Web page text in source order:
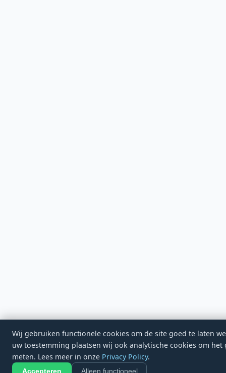
Wij gebruiken functionele cookies om de site goed te laten
uw toestemming plaatsen wij ook analytische cookies om het
meten. Lees meer in onze Privacy Policy.
Accepteren Alleen functioneel